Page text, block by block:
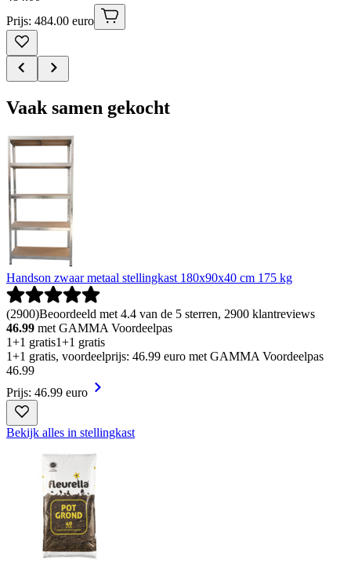
Prijs: 484.00 euro
Vaak samen gekocht
Handson zwaar metaal stellingkast 180x90x40 cm 175 kg
(2900)Beoordeeld met 4.4 van de 5 sterren, 2900 klantreviews
46.99 met GAMMA Voordeelpas
1+1 gratis1+1 gratis
1+1 gratis, voordeelprijs: 46.99 euro met GAMMA Voordeelpas
46.99
Prijs: 46.99 euro
Bekijk alles in stellingkast